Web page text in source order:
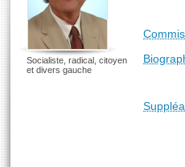
Socialiste, radical, citoyen
et divers gauche